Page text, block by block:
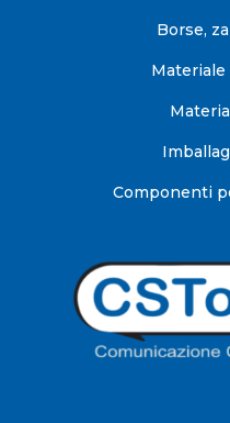
Borse,
Componenti